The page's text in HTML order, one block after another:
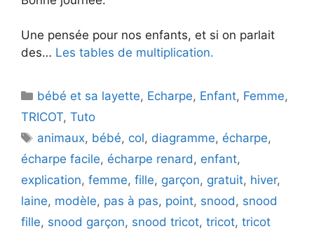
Une pensée pour nos enfants, et si on parlait
des… Les tables de multiplication.
Catégories
bébé et sa layette, Echarpe, Enfant, Femme,
TRICOT, Tuto
Étiquettes
animaux, bébé, col, diagramme, écharpe,
écharpe facile, écharpe renard, enfant,
explication, femme, fille, garçon, gratuit, hiver,
laine, modèle, pas à pas, point, snood, snood
fille, snood garçon, snood tricot, tricot, tricot